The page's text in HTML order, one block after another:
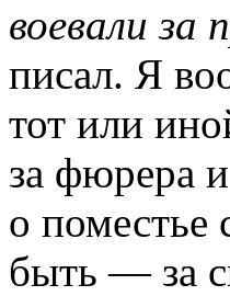
воевали за
писал. Я
тот или
за фюрера
о поместье
быть — за